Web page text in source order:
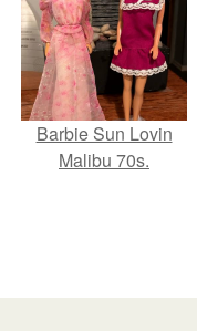
Barbie Sun Lovin
Malibu 70s.